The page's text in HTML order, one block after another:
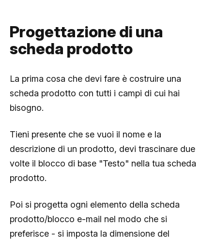
Progettazione di una
scheda prodotto
La prima cosa che devi fare è costruire una
scheda prodotto con tutti i campi di cui hai
bisogno.
Tieni presente che se vuoi il nome e la
descrizione di un prodotto, devi trascinare due
volte il blocco di base "Testo" nella tua scheda
prodotto.
Poi si progetta ogni elemento della scheda
prodotto/blocco e-mail nel modo che si
preferisce - si imposta la dimensione del